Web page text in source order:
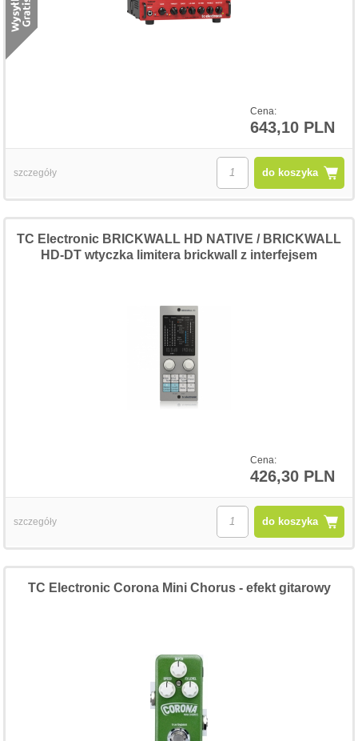
Cena:
643,10 PLN
do koszyka
szczegóły
Cena:
426,30 PLN
TC Electronic BRICKWALL HD NATIVE / BRICKWALL
HD-DT wtyczka limitera brickwall z interfejsem
do koszyka
szczegóły
TC Electronic Corona Mini Chorus - efekt gitarowy